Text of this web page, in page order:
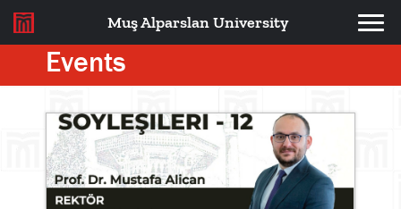
Muş Alparslan University
Events